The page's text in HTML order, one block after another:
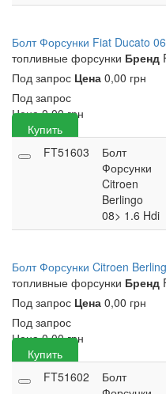
Болт Форсунки Fiat Ducato
топливные форсунки Бренд
Под запрос Цена 0,00 грн
Под запрос
Цена 0,00грн
Купить
FT51603
Болт
Форсунки
Citroen
Berlingo
08> 1.6 Hdi
Болт Форсунки Citroen
топливные форсунки Бренд
Под запрос Цена 0,00 грн
Под запрос
Цена 0,00грн
Купить
FT51602
Болт